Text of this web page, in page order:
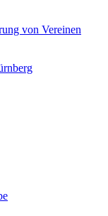
von Vereinen